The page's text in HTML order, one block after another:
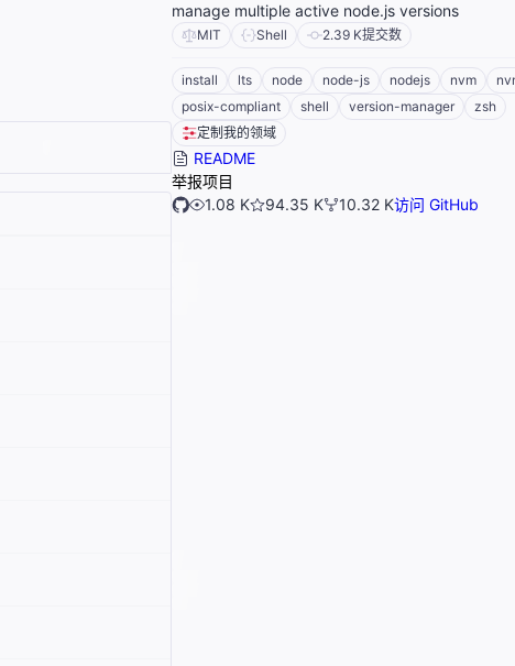
manage multiple active node.js versions
MIT Shell 2.39 K提交数
install lts node node-js nodejs nvm
posix-compliant
shell version-manager
zsh
定制我的领域
README
举报项目
1.08 K
94.35 K 10.32 K访问 GitHub